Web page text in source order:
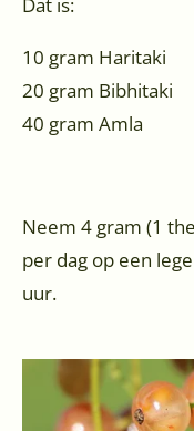
Dat is:
10 gram Haritaki
20 gram Bibhitaki
40 gram Amla
Neem 4 gram (1
per dag op een
uur.